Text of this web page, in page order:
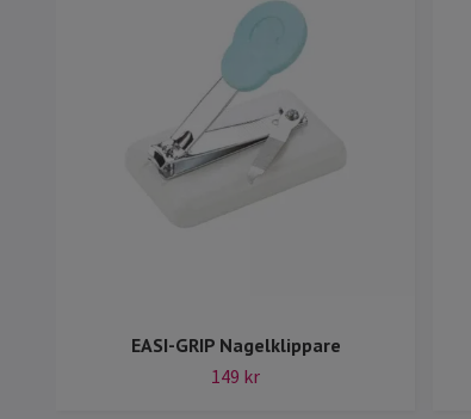
EASI-GRIP Nagelklippare
149 kr